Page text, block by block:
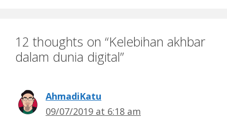
12 thoughts on “Kelebihan akhbar
dalam dunia digital”
AhmadiKatu
09/07/2019 at 6:18 am